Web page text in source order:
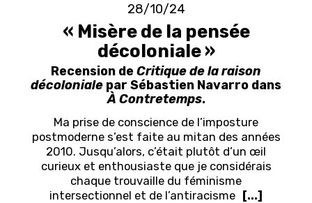
28/10/24
« Misère de la pensée
décoloniale »
Recension deCritique de la raison
décoloniale par Sébastien Navarro dans
À Contretemps.
Ma prise de conscience de l’imposture
postmoderne s’est faite au mitan des années
2010. Jusqu’alors, c’était plutôt d’un œil
curieux et enthousiaste que je considérais
chaque trouvaille du féminisme
intersectionnel et de l’antiracisme [...]